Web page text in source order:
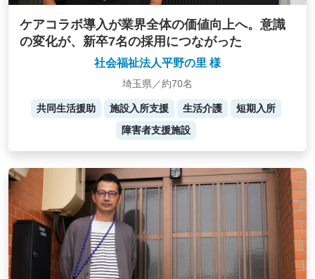
ケアコラボ導入が業界全体の価値向上へ。意識
の変化が、新卒7名の採用につながった
社会福祉法人平野の里 様
埼玉県／約70名
共同生活援助 施設入所支援 生活介護
短期入所
障害者支援施設